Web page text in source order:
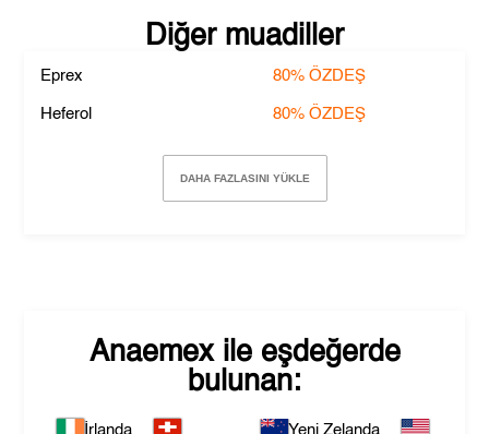
Diğer muadiller
Eprex 80%ÖZDEŞ
Heferol 80%ÖZDEŞ
DAHA FAZLASINI YÜKLE
Anaemexile eşdeğerde
bulunan:
İrlanda
Yeni Zelanda